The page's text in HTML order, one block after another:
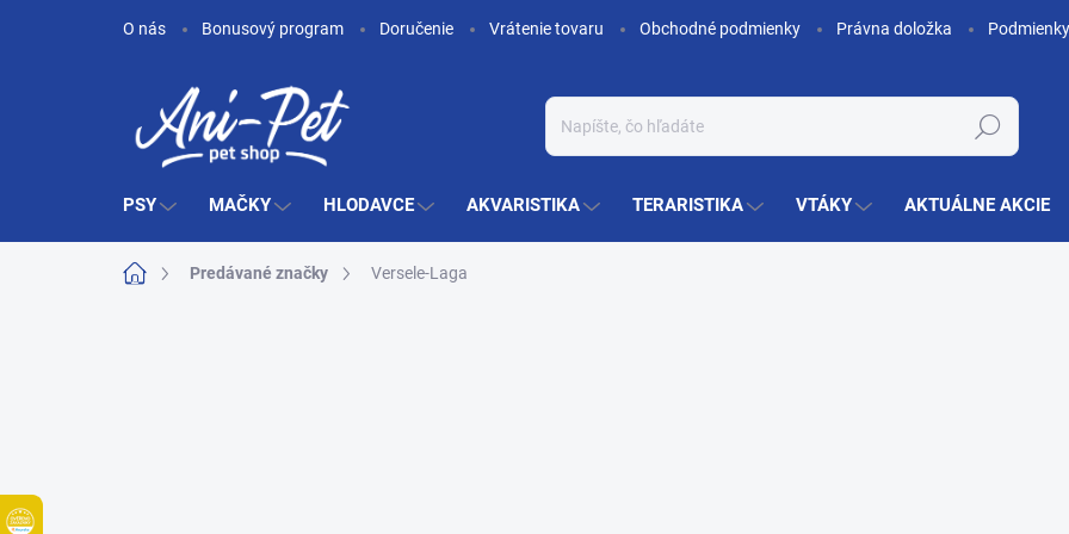
O nás Bonusový program Doručenie Vrátenie tovaru Obchodné podmienky Právna doložka
Hľadať
PSY MAČKY HLODAVCE AKVARISTIKA TERARISTIKA VTÁKY AKTUÁLNE AKCIE
DomovPredávané značky Versele-Laga